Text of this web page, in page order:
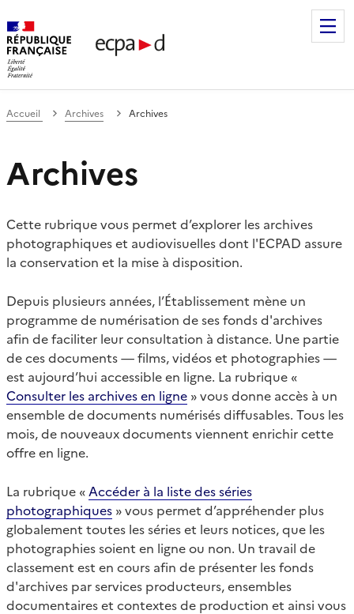
de communication et de production
Accueil Archives Archives
Archives
Cette rubrique vous permet d’explorer les archives
photographiques et audiovisuelles dont l'ECPAD assure
la conservation et la mise à disposition.
Depuis plusieurs années, l’Établissement mène un
programme de numérisation de ses fonds d'archives
afin de faciliter leur consultation à distance. Une partie
de ces documents — films, vidéos et photographies —
est aujourd’hui accessible en ligne. La rubrique «
Consulter les archives en ligne » vous donne accès à un
ensemble de documents numérisés diffusables. Tous les
mois, de nouveaux documents viennent enrichir cette
offre en ligne.
La rubrique « Accéder à la liste des séries
photographiques » vous permet d’appréhender plus
globalement toutes les séries et leurs notices, que les
photographies soient en ligne ou non. Un travail de
classement est en cours afin de présenter les fonds
d'archives par services producteurs, ensembles
documentaires et contextes de production et ainsi vous